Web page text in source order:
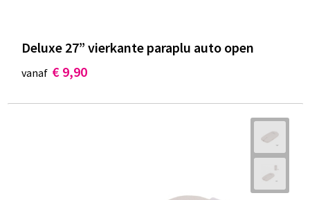
Deluxe 27” vierkante paraplu auto open
vanaf € 9,90